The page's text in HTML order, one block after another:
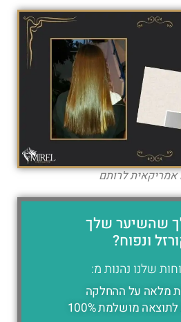
לרותם
שהשיער שלך
ונפוח?
שלנו נהנות מ:
מלאה על ההחלקה
מושלמת 100%